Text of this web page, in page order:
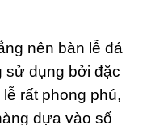
nên bàn lễ đá
dụng bởi đặc
rất phong phú,
dựa vào số